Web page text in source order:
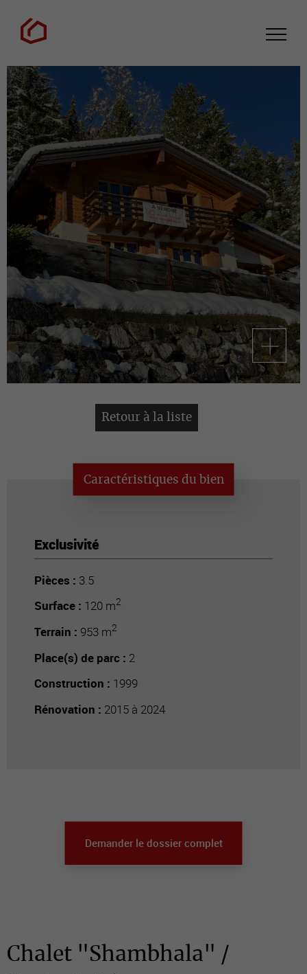
Retour à la liste
Caractéristiques du bien
Exclusivité
Pièces : 3.5
Surface : 120 m2
Terrain : 953 m2
Place(s) de parc : 2
Construction : 1999
Rénovation : 2015 à 2024
Chalet "Shambhala" /
Demander le dossier complet